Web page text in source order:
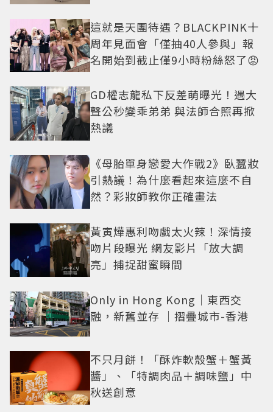
這就是天團待遇？BLACKPINK十
周年見面會「僅抽40人參與」報
名開始到截止僅9小時粉絲怒了😡
GD權志龍私下反差萌曝光！遇大
聲公秒變乖弟弟 與法師合照再掀
熱議
《母胎單身戀愛大作戰2》臥蠶妝
引熱議！為什麼看起來這麼不自
然？彩妝師教你正確畫法
黃寅燁惠利吻戲太火辣！深情接
吻片段曝光 網友影片「放大調
亮」捕捉甜蜜瞬間
Only in Hong Kong｜東西交
融，新舊並存 ｜摺疊城市-香港
不只月餅！「酥炸軟殼蟹＋蟹黃
醬」、「特調肉品＋調味鹽」中
秋送創意